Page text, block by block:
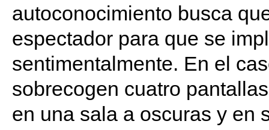
autoconocimiento busca
espectador para que se
sentimentalmente. En el
sobrecogen cuatro
en una sala a oscuras y en